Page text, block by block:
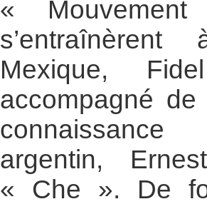
«
Mexique,
accompagné
connaissance
argentin,
« Che ». De